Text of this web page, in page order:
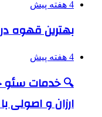
4 هفته پیش
بهترین قهوه
4 هفته پیش
ارزان و اصولی